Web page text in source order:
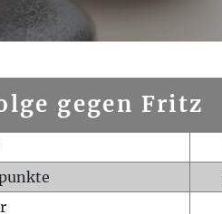
gegen Fritz